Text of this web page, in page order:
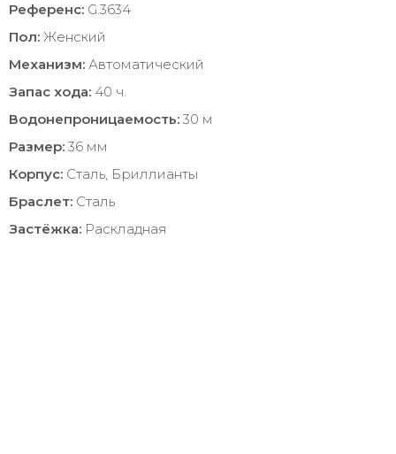
Референс: G.3634
Пол: Женский
Механизм: Автоматический
Запас хода: 40 ч.
Водонепроницаемость: 30 м
Размер: 36 мм
Корпус: Сталь, Бриллианты
Браслет: Сталь
Застёжка: Раскладная